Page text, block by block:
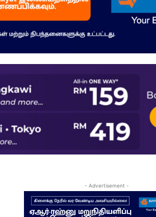
- Advertisement -